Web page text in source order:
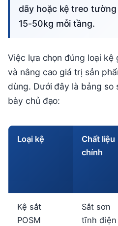
dãy hoặc kệ treo
15-50kg mỗi tầng.
Việc lựa chọn đúng loại kệ
và nâng cao giá trị sản
dùng. Dưới đây là bảng
bày chủ đạo:
Loại kệ
Chất liệu
chính
Kệ sắt
POSM
Sắt sơn
tĩnh điện